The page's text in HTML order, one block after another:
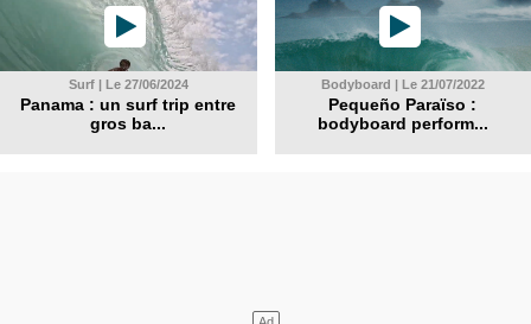
Surf | Le 27/06/2024
Panama : un surf trip entre
gros ba...
Bodyboard | Le 21/07/2022
Pequeño Paraïso :
bodyboard perform...